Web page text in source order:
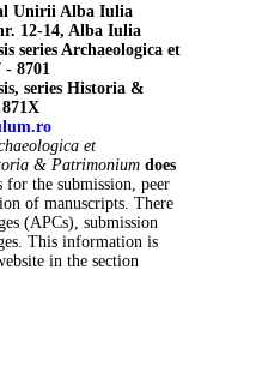
Unirii Alba Iulia
12-14, Alba Iulia
series Archaeologica et
8701
series Historia &
et
& Patrimonium does
for the submission, peer
of manuscripts. There
(APCs), submission
This information is
in the section